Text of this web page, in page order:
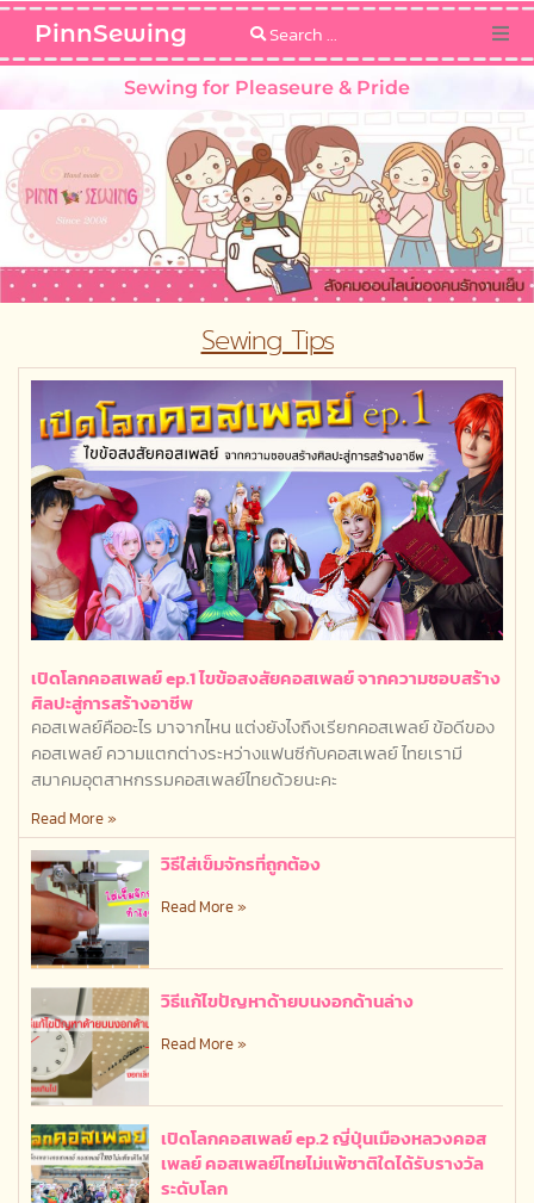
PinnSewing
Categories
Blog
Sewing Pattern
Sewing for Pleaseure & Pride
Sewing Tips
เปิดโลกคอสเพลย์ ep.1 ไขข้อสงสัยคอสเพลย์ จากความชอบสร้าง
ศิลปะสู่การสร้างอาชีพ
คอสเพลย์คืออะไร มาจากไหน แต่งยังไงถึงเรียกคอสเพลย์ ข้อดีของ
คอสเพลย์ ความแตกต่างระหว่างแฟนซีกับคอสเพลย์ ไทยเรามี
สมาคมอุตสาหกรรมคอสเพลย์ไทยด้วยนะคะ
Read More »
วิธีใส่เข็มจักรที่ถูกต้อง
Read More »
วิธีแก้ไขปัญหาด้ายบนงอกด้านล่าง
Read More »
เปิดโลกคอสเพลย์ ep.2 ญี่ปุ่นเมืองหลวงคอส
เพลย์ คอสเพลย์ไทยไม่แพ้ชาติใดได้รับรางวัล
ระดับโลก